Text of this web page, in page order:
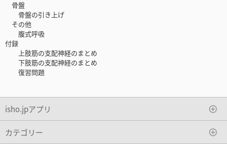
骨盤
骨盤の引き上げ
その他
腹式呼吸
付録
上肢筋の支配神経のまとめ
下肢筋の支配神経のまとめ
復習問題
isho.jpアプリ
カテゴリー